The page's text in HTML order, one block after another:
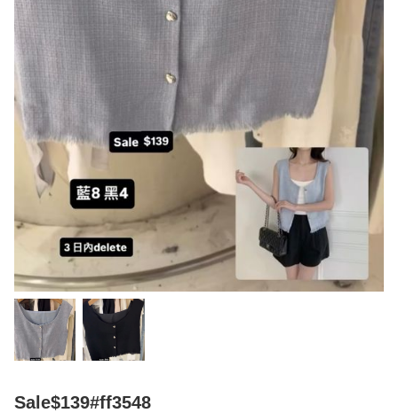
Sale$139#ff3548